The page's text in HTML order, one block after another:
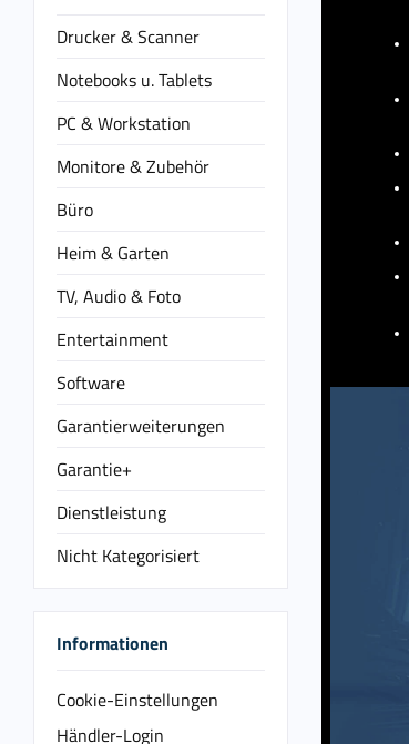
Drucker & Scanner
Notebooks u. Tablets
PC & Workstation
Monitore & Zubehör
Büro
Heim & Garten
TV, Audio & Foto
Entertainment
Software
Garantierweiterungen
Garantie+
Dienstleistung
Nicht Kategorisiert
Informationen
Cookie-Einstellungen
Händler-Login